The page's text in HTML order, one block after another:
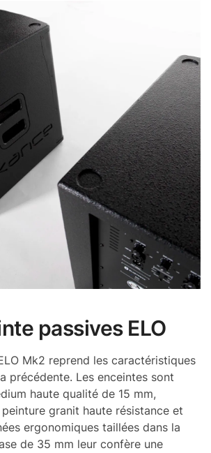
passives ELO
Mk2 reprend les caractéristiques
précédente. Les enceintes sont
haute qualité de 15 mm,
peinture granit haute résistance et
ergonomiques taillées dans la
de 35 mm leur confère une